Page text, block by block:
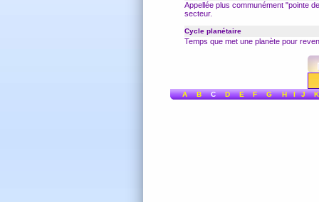
Appellée plus communément "pointe
secteur.
Cycle planétaire
Temps que met une planète pour
A B C D E F G H I J K